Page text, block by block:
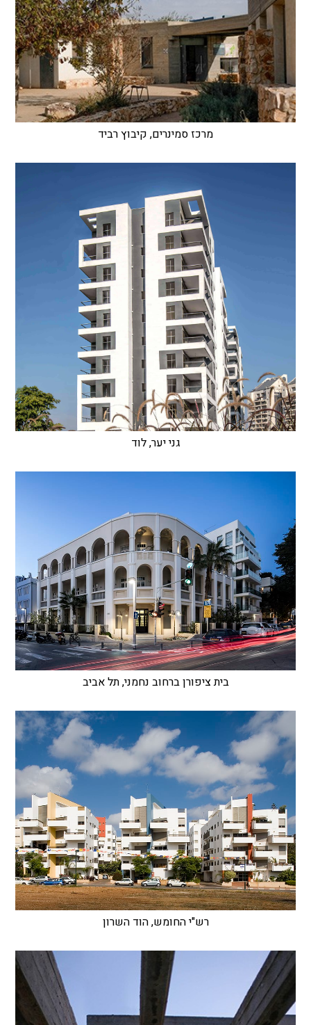
מרכז סמינרים, קיבוץ רביד
גני יער, לוד
בית ציפורן ברחוב נחמני, תל אביב
רש"י החומש, הוד השרון